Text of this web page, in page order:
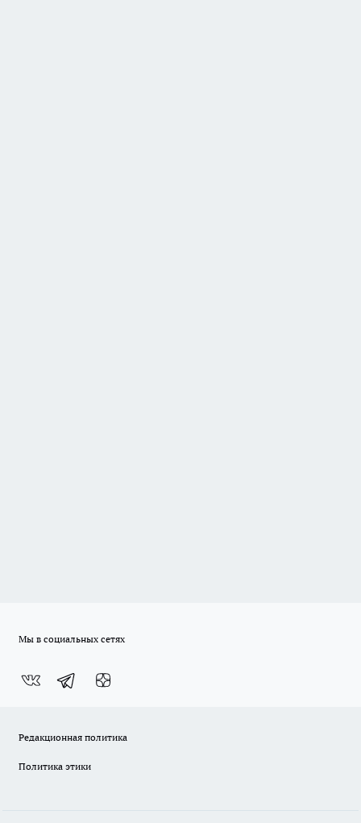
Мы в социальных сетях
Редакционная политика
Политика этики